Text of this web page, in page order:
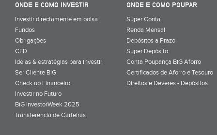
ONDE E COMO INVESTIR
Investir directamente em bolsa
Fundos
Obrigações
CFD
Ideias & estratégias para investir
Ser Cliente BiG
Check up Financeiro
Investir no Futuro
BiG InvestorWeek 2025;
Transferência de Carteiras;
ONDE E COMO POUPAR
Super Conta
Renda Mensal
Depósitos a Prazo
Super Depósito
Conta Poupança BiG Aforro
Certificados de Aforro e Tesouro
Direitos e Deveres - Depósitos